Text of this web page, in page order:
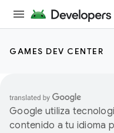
GAMES DEV CENTER
Google utiliza
contenido a tu idioma